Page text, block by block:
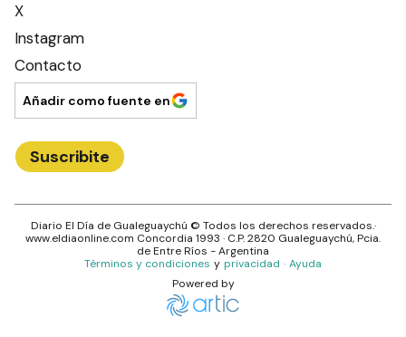
X
Instagram
Contacto
Añadir como fuente en
Suscribite
Diario El Día de Gualeguaychú © Todos los derechos reservados.·
www.eldiaonline.com Concordia 1993 · C.P.2820 Gualeguaychú, Pcia.
deEntre Ríos - Argentina
Términos y condiciones y privacidad · Ayuda
Powered by